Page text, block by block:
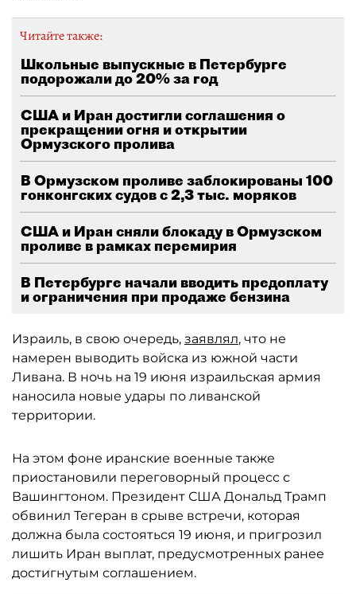
Читайте также:
Школьные выпускные в Петербурге
подорожали до 20% за год
США и Иран достигли соглашения о
прекращении огня и открытии
Ормузского пролива
В Ормузском проливе заблокированы 100
гонконгских судов с 2,3 тыс. моряков
США и Иран сняли блокаду в Ормузском
проливе в рамках перемирия
В Петербурге начали вводить предоплату
и ограничения при продаже бензина
Израиль, в свою очередь, заявлял, что не
намерен выводить войска из южной части
Ливана. В ночь на 19 июня израильская армия
наносила новые удары по ливанской
территории.
На этом фоне иранские военные также
приостановили переговорный процесс с
Вашингтоном. Президент США Дональд Трамп
обвинил Тегеран в срыве встречи, которая
должна была состояться 19 июня, и пригрозил
лишить Иран выплат, предусмотренных ранее
достигнутым соглашением.